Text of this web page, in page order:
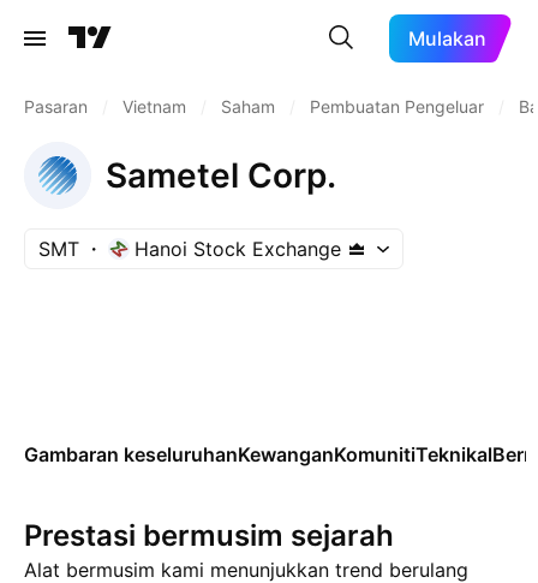
Mulakan
Pasaran Vietnam Saham Pembuatan Pengeluar
Sametel Corp.
SMT Hanoi Stock Exchange
Gambaran keseluruhanKewanganKomunitiTeknikal
Prestasi bermusim sejarah
Alat bermusim kami menunjukkan trend berulang